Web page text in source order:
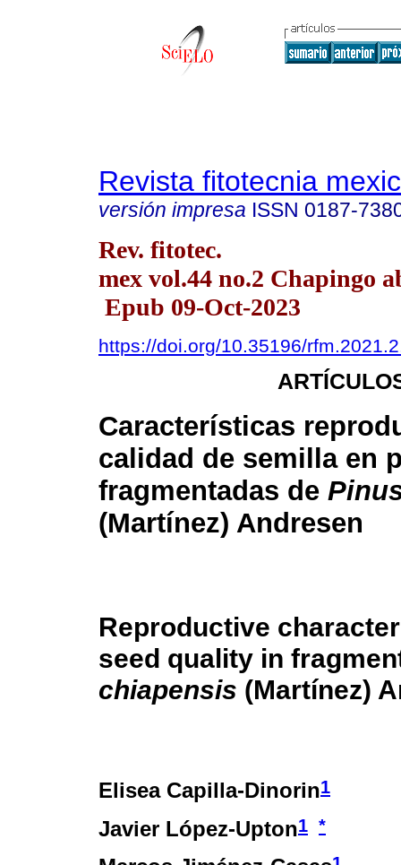
Revista fitotecnia
versión impresa ISSN 0187-
Rev. fitotec.
mex vol.44 no.2 Chapingo
Epub 09-Oct-2023
https://doi.org/10.35196/
Características
calidad de semilla en
fragmentadas de
(Martínez) Andresen
Reproductive
seed quality in
chiapensis (Martínez)
Elisea Capilla-Dinorin1
Javier López-Upton1 *